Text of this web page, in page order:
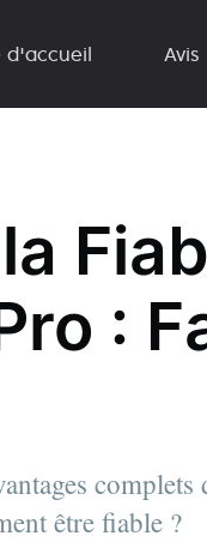
d'accueil Avis
:
être fiable ?